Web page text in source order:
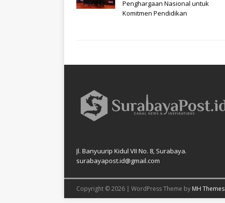
Penghargaan Nasional untuk
Komitmen Pendidikan
Jl. Banyuurip Kidul VII No. 8, Surabaya.
surabayapost.id@gmail.com
Copyright © 2026 | WordPress Theme by MH Themes